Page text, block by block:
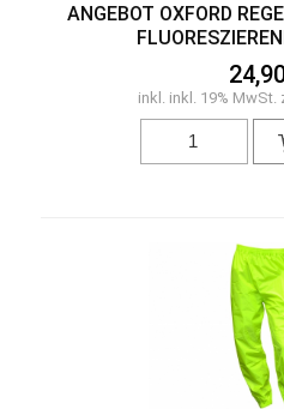
ANGEBOT OXFORD
inkl. inkl. 19% MwSt.